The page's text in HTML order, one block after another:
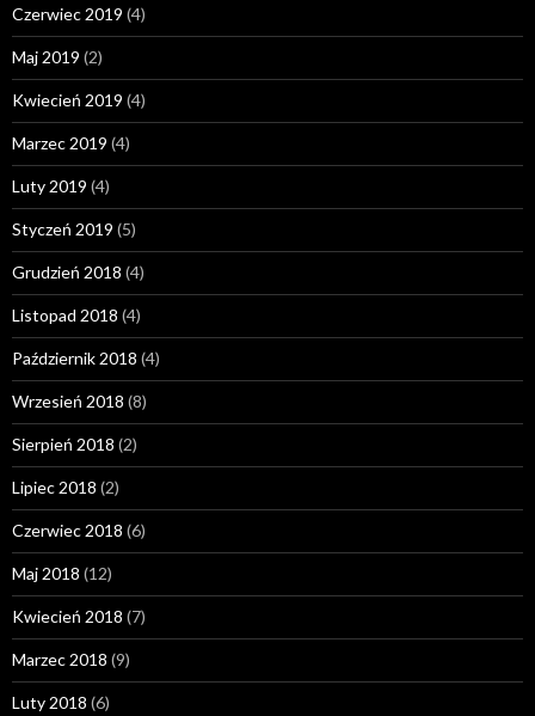
Czerwiec 2019 (4)
Maj 2019 (2)
Kwiecień 2019 (4)
Marzec 2019 (4)
Luty 2019 (4)
Styczeń 2019 (5)
Grudzień 2018 (4)
Listopad 2018 (4)
Październik 2018 (4)
Wrzesień 2018 (8)
Sierpień 2018 (2)
Lipiec 2018 (2)
Czerwiec 2018 (6)
Maj 2018 (12)
Kwiecień 2018 (7)
Marzec 2018 (9)
Luty 2018 (6)